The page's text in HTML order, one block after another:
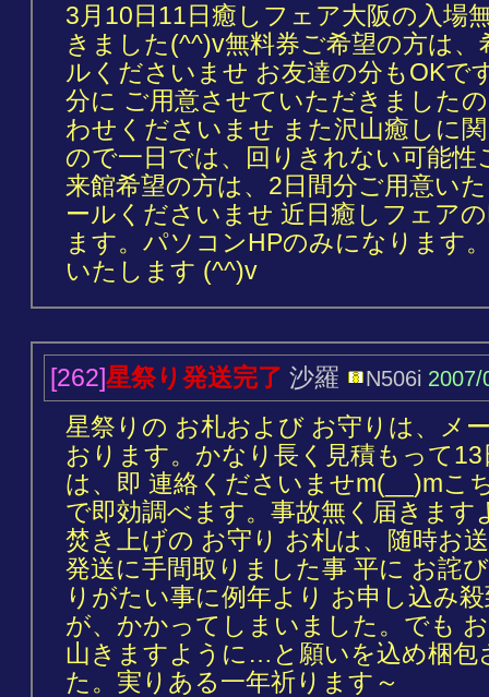
3月10日11日癒しフェア大阪の入場
きました(^^)v無料券ご希望の方は
ルくださいませ お友達の分もOKで
分に ご用意させていただきました
わせくださいませ また沢山癒しに
ので一日では、回りきれない可能
来館希望の方は、2日間分ご用意い
ールくださいませ 近日癒しフェア
ます。パソコンHPのみになります
いたします (^^)v
[262]星祭り発送完了 沙羅 N506i 2007/
星祭りの お札および お守りは、メ
おります。かなり長く見積もって
は、即 連絡くださいませm(__)mこ
で即効調べます。事故無く届きます
焚き上げの お守り お札は、随時お
発送に手間取りました事 平に お詫
りがたい事に例年より お申し込み
が、かかってしまいました。でも
山きますように…と願いを込め梱包
た。実りある一年祈ります～